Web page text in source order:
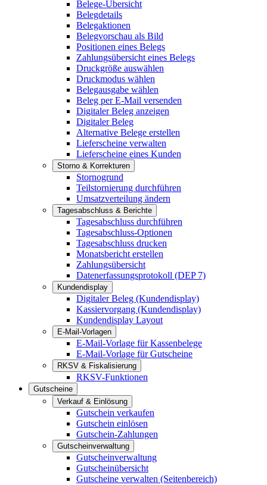
Belege-Übersicht
Belegdetails
Belegaktionen
Belegvorschau als Bild
Positionen eines Belegs
Zahlungsübersicht eines Belegs
Druckgröße auswählen
Druckmodus wählen
Belegausgabe wählen
Beleg per E-Mail versenden
Digitaler Beleg anzeigen
Digitaler Beleg
Alternative Belege erstellen
Lieferscheine verwalten
Lieferscheine eines Kunden
Storno & Korrekturen
Stornogrund
Teilstornierung durchführen
Umsatzverteilung ändern
Tagesabschluss & Berichte
Tagesabschluss durchführen
Tagesabschluss-Optionen
Tagesabschluss drucken
Monatsbericht erstellen
Zahlungsübersicht
Datenerfassungsprotokoll (DEP 7)
Kundendisplay
Digitaler Beleg (Kundendisplay)
Kassiervorgang (Kundendisplay)
Kundendisplay Layout
E-Mail-Vorlagen
E-Mail-Vorlage für Kassenbelege
E-Mail-Vorlage für Gutscheine
RKSV & Fiskalisierung
RKSV-Funktionen
Gutscheine
Verkauf & Einlösung
Gutschein verkaufen
Gutschein einlösen
Gutschein-Zahlungen
Gutscheinverwaltung
Gutscheinverwaltung
Gutscheinübersicht
Gutscheine verwalten (Seitenbereich)